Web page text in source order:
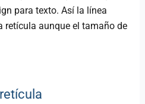
para texto. Así la línea
retícula aunque el tamaño de